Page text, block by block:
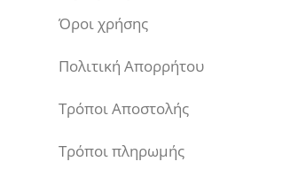
Όροι χρήσης
Πολιτική Απορρήτου
Τρόποι Αποστολής
Τρόποι πληρωμής